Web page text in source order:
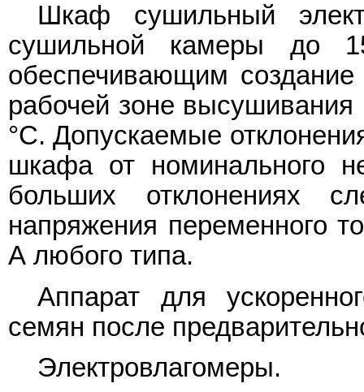
Шкаф сушильный
сушильной камеры до
обеспечивающим
рабочей зоне
°C. Допускаемые
шкафа от номинального
больших отклонениях
напряжения переменного
А любого типа.
Аппарат для
семян после
Электровлагомеры.